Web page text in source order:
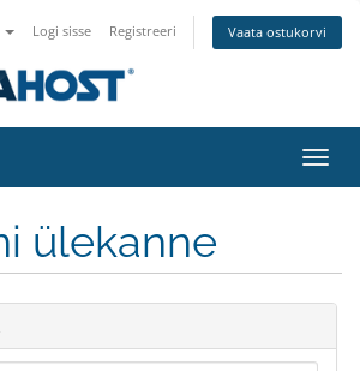
Logi sisse Registreeri Vaata ostukorvi
ülekanne